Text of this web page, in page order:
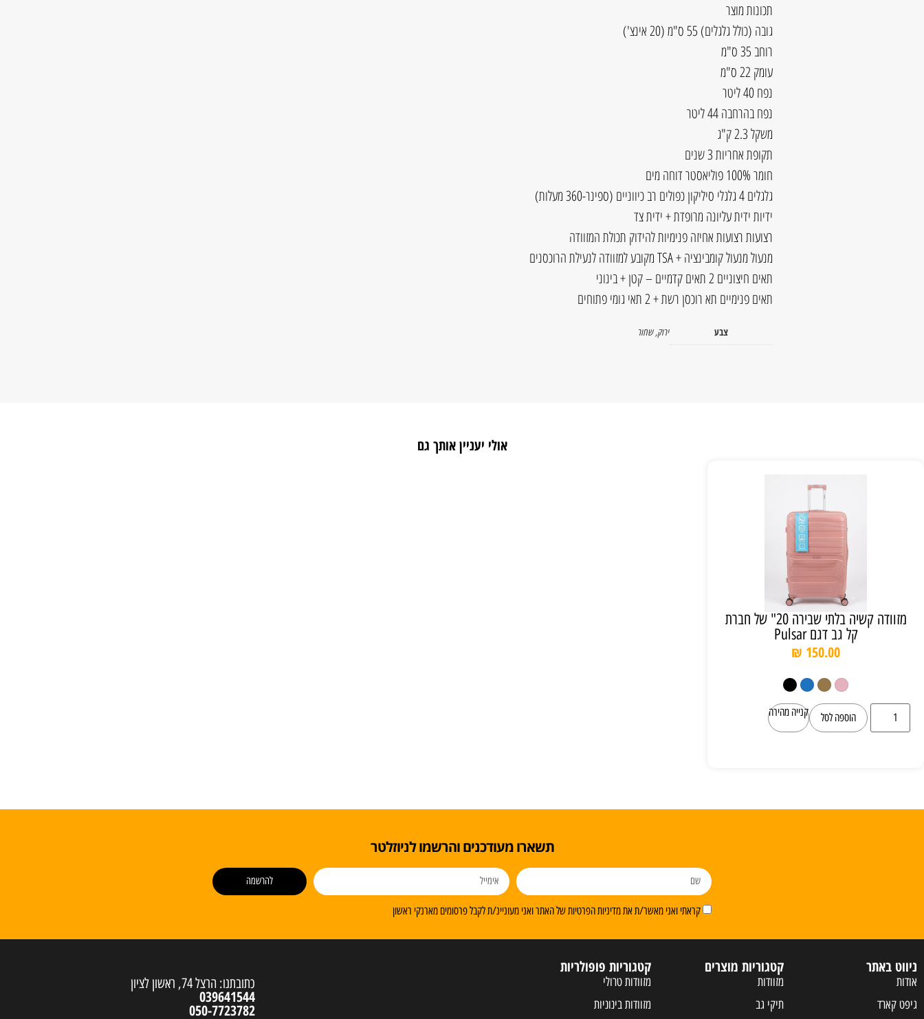
תכונות מוצר
גובה (כולל גלגלים) 55 ס"מ (20 אינצ')
רוחב 35 ס"מ
עומק 22 ס"מ
נפח 40 ליטר
נפח בהרחבה 44 ליטר
משקל 2.3 ק"ג
תקופת אחריות 3 שנים
חומר 100% פוליאסטר דוחה מים
גלגלים 4 גלגלי סיליקון כפולים רב כיווניים (ספינר-360 מעלות)
ידיות ידית עליונה מרופדת + ידית צד
רצועות רצועות אחיזה פנימיות להידוק תכולת המזוודה
מנעול מנעול קומבינציה + TSA מקובע למזוודה לנעילת הרוכסנים
תאים חיצוניים 2 תאים קדמיים – קטן + בינוני
תאים פנימיים תא רוכסן רשת + 2 תאי גומי פתוחים
צבע ירוק,שחור
אולי יעניין אותך גם
מזוודה קשיה בלתי שבירה 20" של חברת
קל גב דגם Pulsar
₪ 150.00
הוספה לסל קנייה מהירה
תשארו מעודכנים והרשמו לניוזלטר
קראתי ואני מאשר/ת את מדיניות הפרטיות של האתר ואני מעוניינ/ת לקבל פרסומים מארנקי ראשון
להרשמה
ניווט באתר
אודות
גיפט קארד
קטגוריות מוצרים
מזוודות
תיקי גב
קטגוריות פופולריות
מזוודות טרולי
מזוודות בינוניות
כתובתנו: הרצל 74, ראשון לציון
039641544
050-7723782